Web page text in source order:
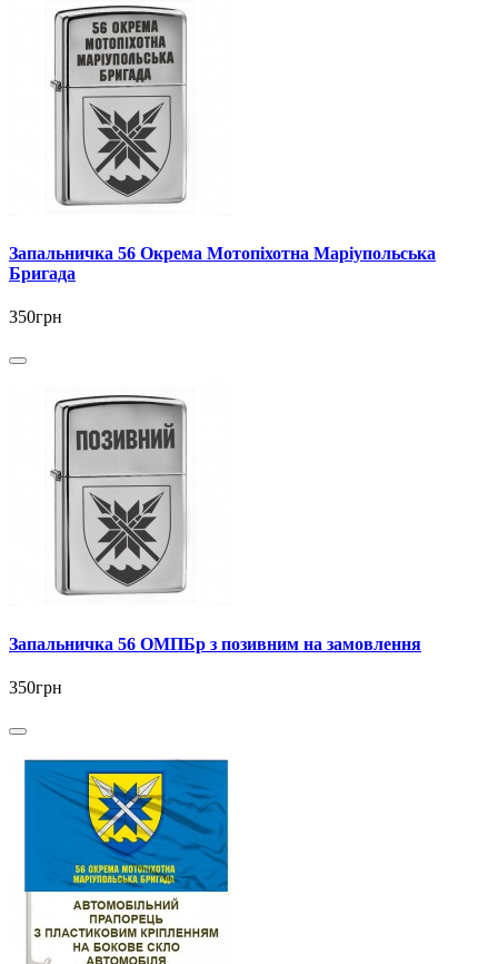
Запальничка 56 Окрема Мотопіхотна Маріупольська
Бригада
350грн
Запальничка 56 ОМПБр з позивним на замовлення
350грн